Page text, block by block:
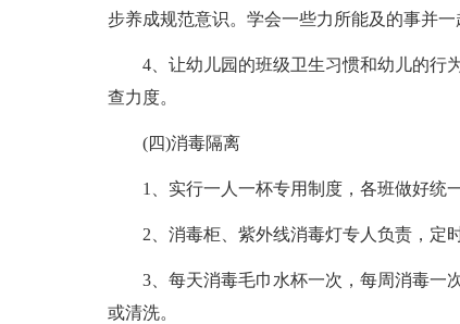
步养成规范意识。学会一些力所能及的事并一
4、让幼儿园的班级卫生习惯和幼儿的行
查力度。
(四)消毒隔离
1、实行一人一杯专用制度，各班做好统一
2、消毒柜、紫外线消毒灯专人负责，定时
3、每天消毒毛巾水杯一次，每周消毒一
或清洗。